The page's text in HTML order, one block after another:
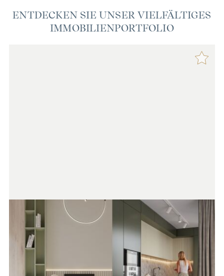
ENTDECKEN SIE UNSER VIELFÄLTIGES
IMMOBILIENPORTFOLIO